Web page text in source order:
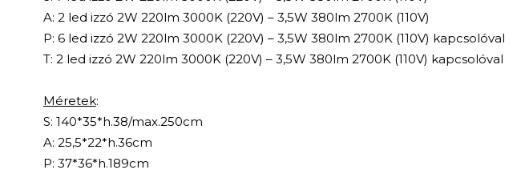
A: 2 led izzó 2W 220lm 3000K (220V) – 3,5W 380lm 2700K (110V)
P: 6 led izzó 2W 220lm 3000K (220V) – 3,5W 380lm 2700K (110V) kapcsolóval
T: 2 led izzó 2W 220lm 3000K (220V) – 3,5W 380lm 2700K (110V) kapcsolóval
Méretek:
S: 140*35*h.38/max.250cm
A: 25,5*22*h.36cm
P: 37*36*h.189cm